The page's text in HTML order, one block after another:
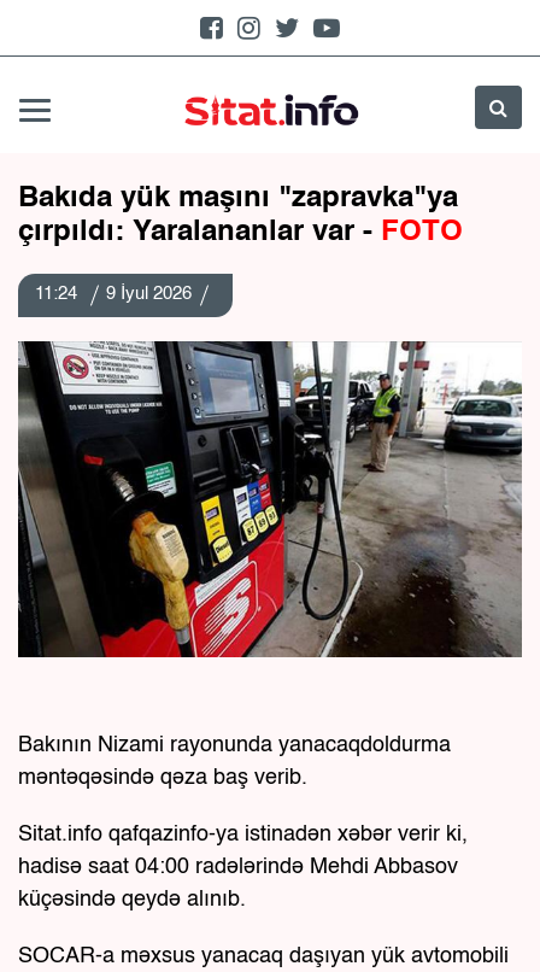
Bakıda yük maşını "zapravka"ya
çırpıldı: Yaralananlar var - FOTO
11:24 9 İyul 2026
Bakının Nizami rayonunda yanacaqdoldurma
məntəqəsində qəza baş verib.
Sitat.info qafqazinfo-ya istinadən xəbər verir ki,
hadisə saat 04:00 radələrində Mehdi Abbasov
küçəsində qeydə alınıb.
SOCAR-a məxsus yanacaq daşıyan yük avtomobili